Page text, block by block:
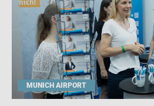
MUNICH AIRPORT